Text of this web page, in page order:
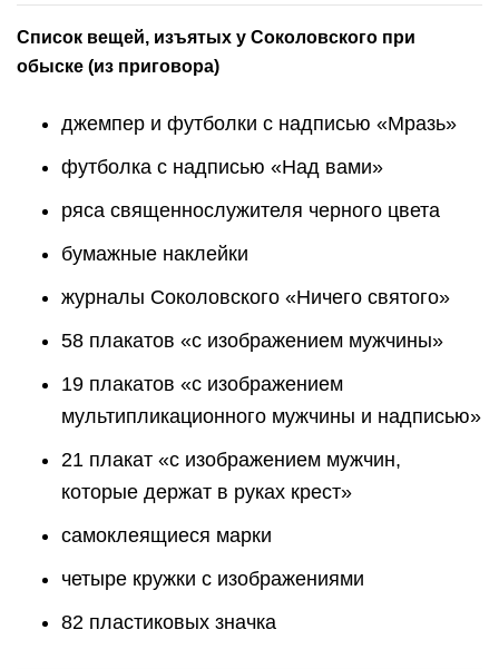
Список вещей, изъятых у Соколовского при
обыске (из приговора)
джемпер и футболки с надписью «Мразь»
футболка с надписью «Над вами»
ряса священнослужителя черного цвета
бумажные наклейки
журналы Соколовского «Ничего святого»
58 плакатов «с изображением мужчины»
19 плакатов «с изображением
мультипликационного мужчины и надписью»
21 плакат «с изображением мужчин,
которые держат в руках крест»
самоклеящиеся марки
четыре кружки с изображениями
82 пластиковых значка